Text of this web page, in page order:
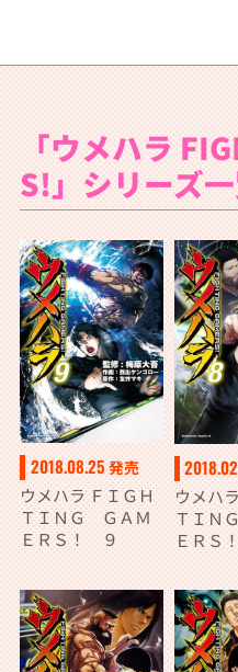
「ウメハラ
S!」シリーズ
2018.08.25 発売
ウメハラ ＦＩＧＨ
ＴＩＮＧ ＧＡＭ
ＥＲＳ！ ９
ウメハ
ＴＩＮ
ＥＲＳ